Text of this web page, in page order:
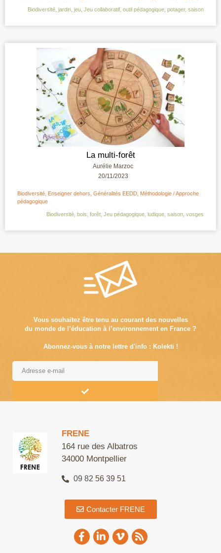
Biodiversité jardin jeu Jeu collaboratif outil pédagogique potager, saison
La multi-forêt
Aurélie Marzoc
20/11/2023
Biodiversité Enseigner dehors Généralités EEDD Méthodologie / Approche
pédagogique
Biodiversité bois forêt Jeu pédagogique ludique saison vosges
Vous souhaitez être tenu au courant des nouvelles
du monde de l’éducation à l’environnement en France ?
Abonnez-vous à notre lettre d'info : Kolekti !
FRENE
164 rue des Albatros
34000 Montpellier
09 82 56 39 51
Contacter FRENE